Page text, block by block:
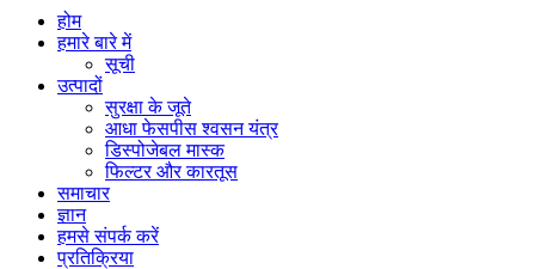
होम
हमारे बारे में
सूची
उत्पादों
सुरक्षा के जूते
आधा फेसपीस श्वसन यंत्र
डिस्पोजेबल मास्क
फिल्टर और कारतूस
समाचार
ज्ञान
हमसे संपर्क करें
प्रतिक्रिया